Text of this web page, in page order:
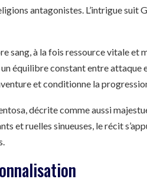
antagonistes. L’intrigue suit
sang, à la fois ressource vitale et
équilibre constant entre attaque
et conditionne la
décrite comme aussi
et ruelles sinueuses, le récit